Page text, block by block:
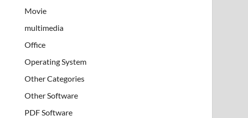
Movie
multimedia
Office
Operating System
Other Categories
Other Software
PDF Software